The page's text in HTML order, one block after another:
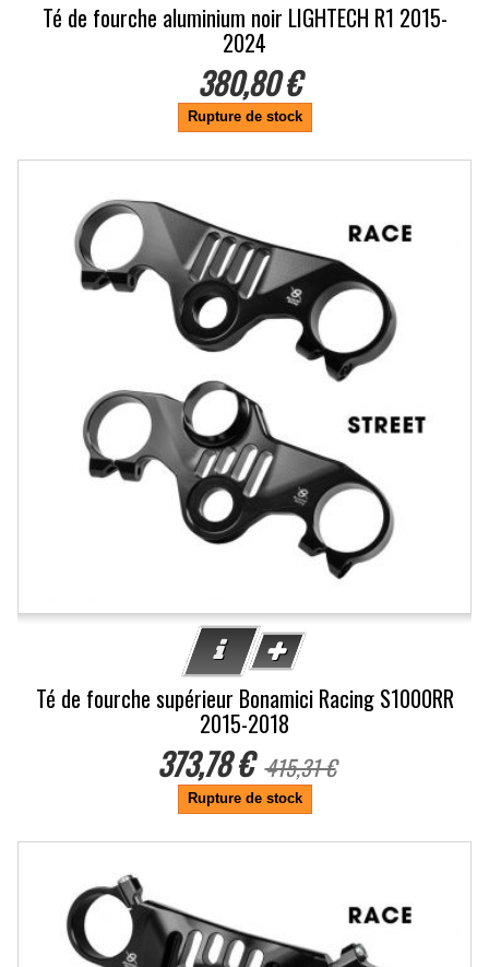
Té de fourche aluminium noir LIGHTECH R1 2015-
2024
380,80 €
Rupture de stock
Té de fourche supérieur Bonamici Racing S1000RR
2015-2018
373,78 € 415,31 €
Rupture de stock